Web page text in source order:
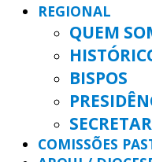
REGIONAL
QUEM
BISPOS
COMISSÕES